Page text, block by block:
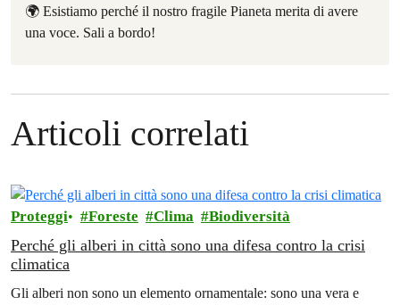
🌍 Esistiamo perché il nostro fragile Pianeta merita di avere
una voce. Sali a bordo!
Articoli correlati
Proteggi Foreste Clima Biodiversità
Perché gli alberi in città sono una difesa contro la crisi
climatica
Gli alberi non sono un elemento ornamentale: sono una vera e